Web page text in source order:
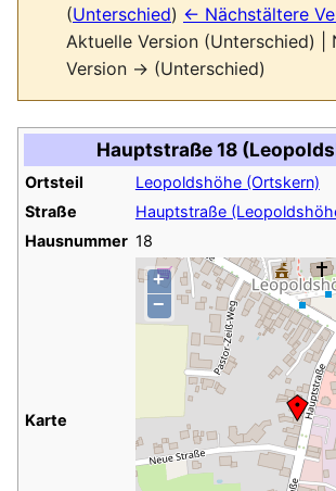
(Unterschied) ← Nächstältere
Aktuelle Version (Unterschied) |
Version → (Unterschied)
Hauptstraße 18
Ortsteil
Leopoldshöhe (Ortskern)
Straße
Hauptstraße
Hausnummer 18
Karte
+
−